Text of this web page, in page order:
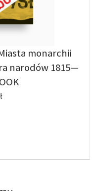
monarchii
narodów 1815—